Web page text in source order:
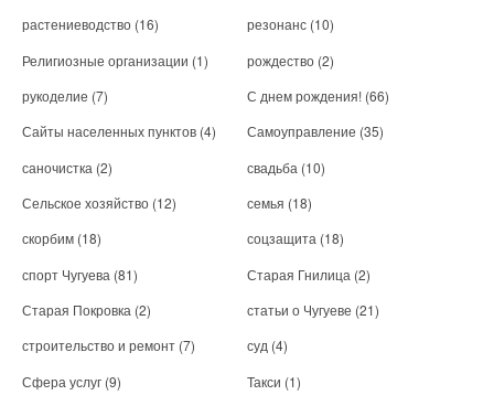
растениеводство (16) резонанс (10)
Религиозные организации (1) рождество (2)
рукоделие (7) С днем рождения! (66)
Сайты населенных пунктов (4) Самоуправление (35)
саночистка (2) свадьба (10)
Сельское хозяйство (12) семья (18)
скорбим (18) соцзащита (18)
спорт Чугуева (81) Старая Гнилица (2)
Старая Покровка (2) статьи о Чугуеве (21)
строительство и ремонт (7) суд (4)
Сфера услуг (9) Такси (1)